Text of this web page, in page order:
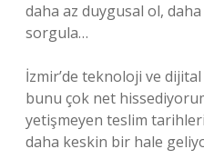
daha az duygusal ol,
sorgula…
İzmir’de teknoloji ve
bunu çok net
yetişmeyen teslim
daha keskin bir hale